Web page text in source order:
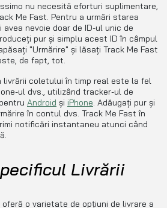
nu necesită eforturi suplimentare,
Me Fast. Pentru a urmări starea
avea nevoie doar de ID-ul unic de
pur și simplu acest ID în câmpul
"Urmărire" și lăsați Track Me Fast
de fapt, tot.
livrării coletului în timp real este la fel
ul dvs., utilizând tracker-ul de
Android și iPhone. Adăugați pur și
în contul dvs. Track Me Fast în
notificări instantaneu atunci când
Livrării
oferă o varietate de opțiuni de livrare a